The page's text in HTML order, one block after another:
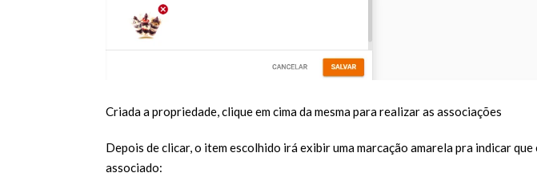
Criada a propriedade, clique em cima da mesma para realizar as associações
Depois de clicar, o item escolhido irá exibir uma marcação amarela pra indicar que
associado: